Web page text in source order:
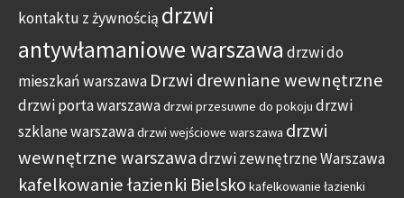
kontaktu z żywnością drzwi
antywłamaniowe warszawa drzwi do
mieszkań warszawa Drzwi drewniane wewnętrzne
drzwi porta warszawadrzwi przesuwne do pokoju drzwi
szklane warszawadrzwi wejściowe warszawa drzwi
wewnętrzne warszawadrzwi zewnętrzne Warszawa
kafelkowanie łazienki Bielsko kafelkowanie łazienki